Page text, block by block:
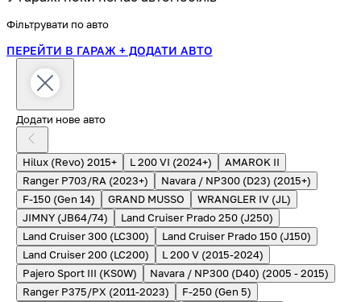
Фільтрувати по авто
ПЕРЕЙТИ В ГАРАЖ + ДОДАТИ АВТО
Додати нове авто
Hilux (Revo) 2015+ L 200 VI (2024+)
AMAROK II
Ranger P703/RA (2023+)
Navara / NP300 (D23) (2015+)
F-150 (Gen 14)
GRAND MUSSO
WRANGLER IV (JL)
JIMNY (JB64/74)
Land Cruiser Prado 250 (J250)
Land Cruiser 300 (LC300)
Land Cruiser Prado 150 (J150)
Land Cruiser 200 (LC200)
L 200 V (2015-2024)
Pajero Sport III (KS0W)
Navara / NP300 (D40) (2005 - 2015)
Ranger P375/PX (2011-2023)
F-250 (Gen 5)